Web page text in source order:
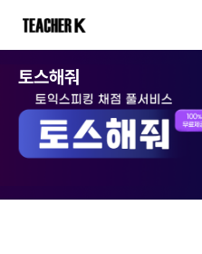
토스해줘